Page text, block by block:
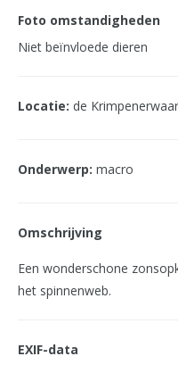
Foto omstandigheden
Niet beïnvloede dieren
Locatie: de
Onderwerp: macro
Omschrijving
Een wonderschone
het spinnenweb.
EXIF-data